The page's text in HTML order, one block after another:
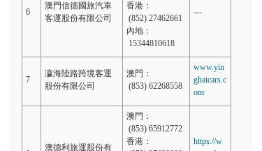
6
澳門信德國旅汽車
客運股份有限公司
香港：
(852) 27462661
內地：
15344810618
---
7
瀛海陸路跨境客運
股份有限公司
澳門：
(853) 62268558
www.yin
ghaicars.c
om
澳德利旅運股份有
澳門：
(853) 65912772
香港：
https://w